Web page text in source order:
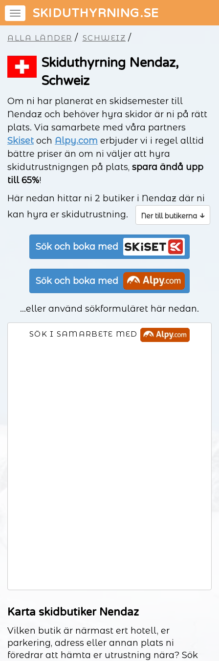
SKIDUTHYRNING.SE
ALLA LÄNDER / SCHWEIZ /
Skiduthyrning Nendaz,
Schweiz
Om ni har planerat en skidsemester till
Nendaz och behöver hyra skidor är ni på rätt
plats. Via samarbete med våra partners
Skiset och Alpy.com erbjuder vi i regel alltid
bättre priser än om ni väljer att hyra
skidutrustnigngen på plats, spara ändå upp
till 65%!
Här nedan hittar ni 2 butiker i Nendaz där ni
kan hyra er skidutrustning.
Ner till butikerna ↓
Sök och boka med
Sök och boka med
...eller använd sökformuläret här nedan.
SÖK I SAMARBETE MED
Karta skidbutiker Nendaz
Vilken butik är närmast ert hotell, er
parkering, adress eller annan plats ni
föredrar att hämta er utrustning nära? Sök